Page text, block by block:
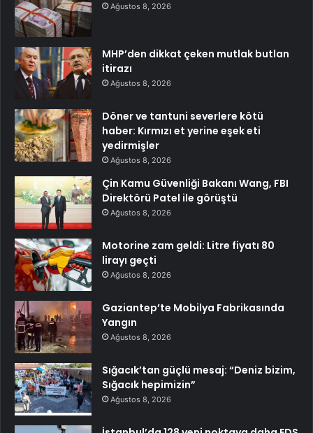
Ağustos 8, 2026
MHP’den dikkat çeken mutlak butlan
itirazı
Ağustos 8, 2026
Döner ve tantuni severlere kötü
haber: Kırmızı et yerine eşek eti
yedirmişler
Ağustos 8, 2026
Çin Kamu Güvenliği Bakanı Wang, FBI
Direktörü Patel ile görüştü
Ağustos 8, 2026
Motorine zam geldi: Litre fiyatı 80
lirayı geçti
Ağustos 8, 2026
Gaziantep’te Mobilya Fabrikasında
Yangın
Ağustos 8, 2026
Sığacık’tan güçlü mesaj: “Deniz bizim,
Sığacık hepimizin”
Ağustos 8, 2026